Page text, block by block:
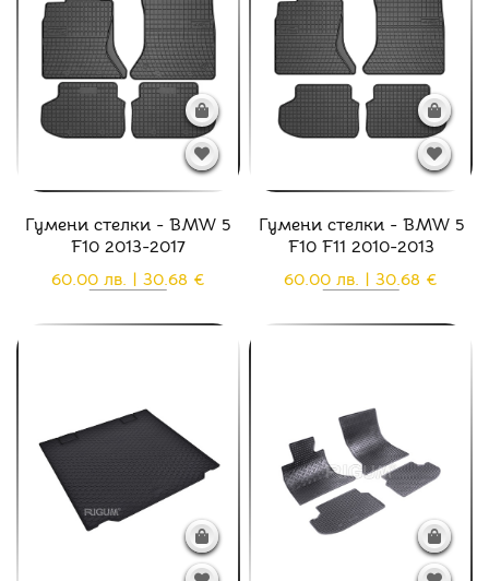
Гумени стелки - BMW 5
F10 2013-2017
60.00 лв. | 30.68 €
Гумени стелки - BMW 5
F10 F11 2010-2013
60.00 лв. | 30.68 €